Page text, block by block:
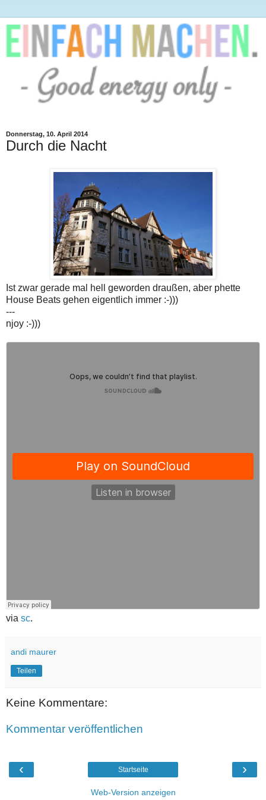
Donnerstag, 10. April 2014
Durch die Nacht
Ist zwar gerade mal hell geworden draußen, aber phette
House Beats gehen eigentlich immer :-)))
---
njoy :-)))
via sc.
andi maurer
Teilen
Keine Kommentare:
Kommentar veröffentlichen
‹ ›
Startseite
Web-Version anzeigen